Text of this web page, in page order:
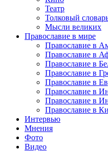
Театр
Толковый
Мысли великих
Православие в мире
Православие в
Православие в
Православие в
Православие в
Православие в
Православие в
Православие в
Православие в
Интервью
Мнения
Фото
Видео